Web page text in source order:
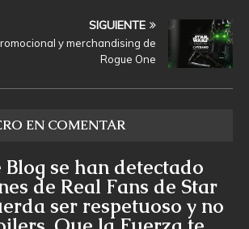
SIGUIENTE
y merchandising de
Rogue One
EN COMENTAR
Blog se han detectado
de Real Fans de Star
ser respetuoso y no